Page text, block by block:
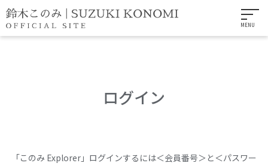
MENU
ログイン
「このみ Explorer」ログインするには＜会員番号＞と＜パスワー